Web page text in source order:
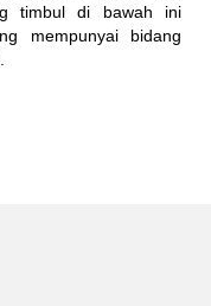
timbul di bawah ini
mempunyai bidang